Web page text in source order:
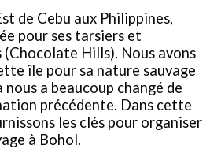
de Cebu aux Philippines,
pour ses tarsiers et
Hills). Nous avons
île pour sa nature sauvage
a beaucoup changé de
précédente. Dans cette
les clés pour organiser
à Bohol.